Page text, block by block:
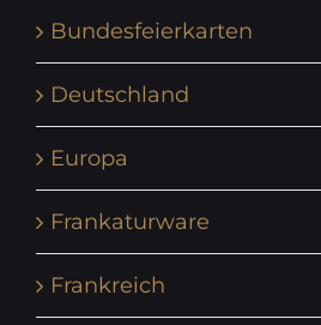
Bundesfeierkarten
Deutschland
Europa
Frankaturware
Frankreich